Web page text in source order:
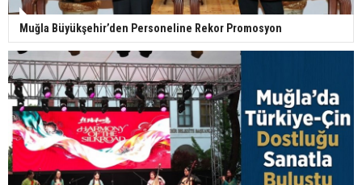
Muğla Büyükşehir’den Personeline Rekor Promosyon